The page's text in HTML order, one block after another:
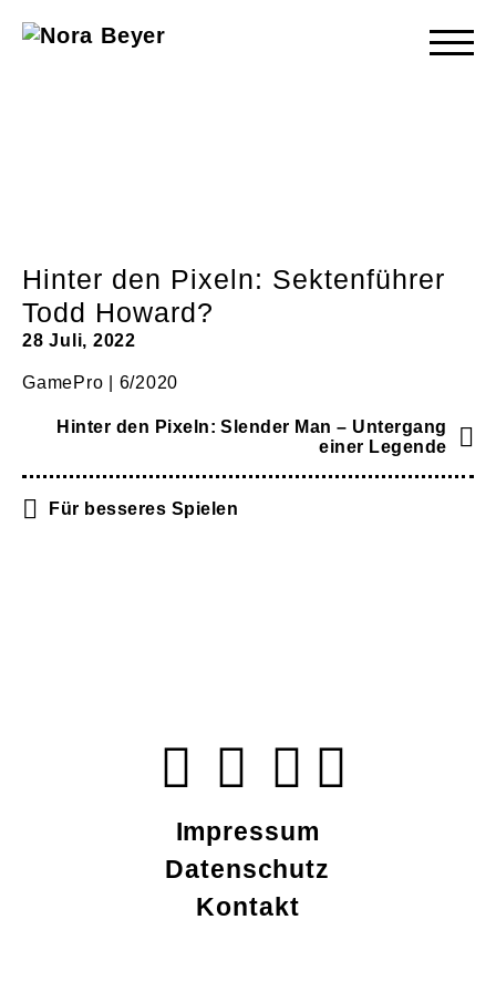
Hinter den Pixeln: Sektenführer
Todd Howard?
28 Juli, 2022
GamePro | 6/2020
Hinter den Pixeln: Slender Man – Untergang
einer Legende
Für besseres Spielen
Impressum
Datenschutz
Kontakt